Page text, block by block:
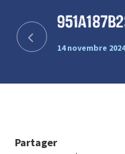
14 novembre 2024
Partager